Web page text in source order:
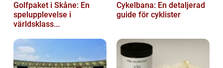
Golfpaket i Skåne: En
spelupplevelse i
världsklass...
Cykelbana: En detaljerad
guide för cyklister